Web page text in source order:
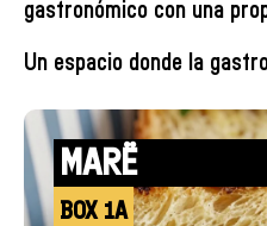
gastronómico con una
Un espacio donde la
MARË
BOX 1A